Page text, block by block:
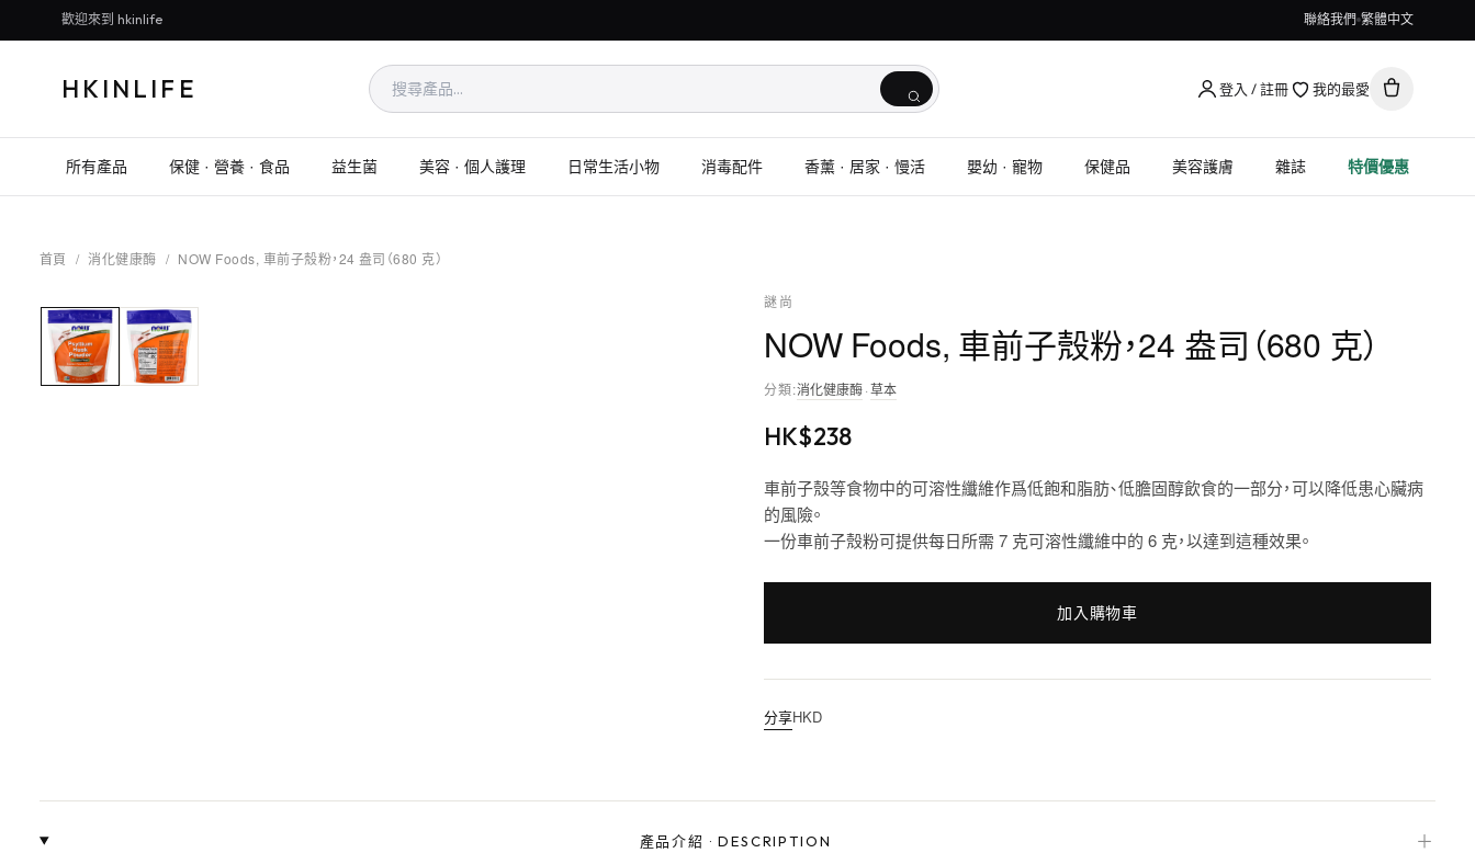
歡迎來到 hkinlife 聯絡我們 繁體中文
HKINLIFE 登入 / 註冊 我的最愛
所有產品 保健 · 營養 · 食品 益生菌 美容 · 個人護理 日常生活小物 消毒配件 香薰 · 居家 · 慢活 嬰幼 · 寵物 保健品 美容護膚 雜誌 特價優惠
首頁 / 消化健康酶 / NOW Foods, 車前子殼粉，24 盎司（680 克）
謎尚
NOW Foods, 車前子殼粉，24 盎司（680 克）
分類:消化健康酶·草本
HK$238
車前子殼等食物中的可溶性纖維作爲低飽和脂肪、低膽固醇飲食的一部分，可以降低患心臟病
的風險。
一份車前子殼粉可提供每日所需 7 克可溶性纖維中的 6 克，以達到這種效果。
加入購物車
分享HKD
產品介紹 ·DESCRIPTION ＋